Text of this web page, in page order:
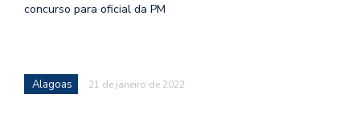
concurso para oficial da PM
Alagoas 21 de janeiro de 2022